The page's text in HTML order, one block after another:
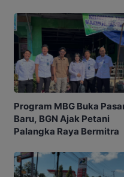
Program MBG Buka
Baru, BGN Ajak Petani
Palangka Raya Bermitra